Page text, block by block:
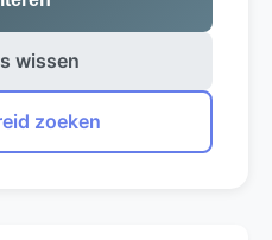
wissen
zoeken